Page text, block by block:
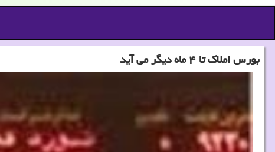
بورس املاك تا ۴ ماه دیگر می آید